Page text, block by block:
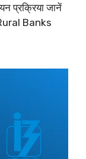
प्रक्रिया जानें
Banks